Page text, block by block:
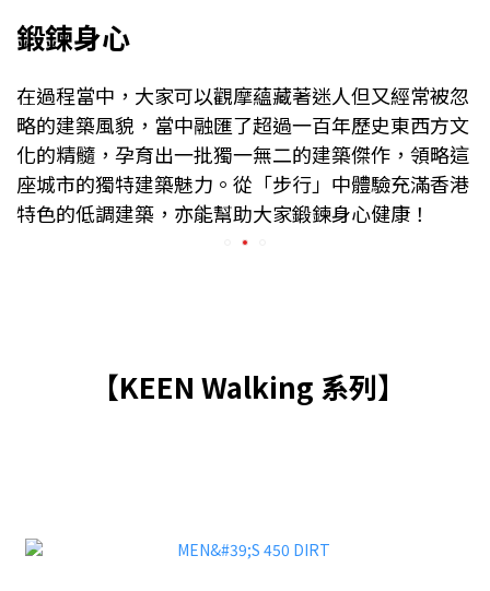
鍛鍊身心
在過程當中，大家可以觀摩蘊藏著迷人但又經常被忽
略的建築風貌，當中融匯了超過一百年歷史東西方文
化的精髓，孕育出一批獨一無二的建築傑作，領略這
座城市的獨特建築魅力。從「步行」中體驗充滿香港
特色的低調建築，亦能幫助大家鍛鍊身心健康！
【KEEN Walking 系列】